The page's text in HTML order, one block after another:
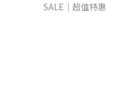
SALE｜超值特惠